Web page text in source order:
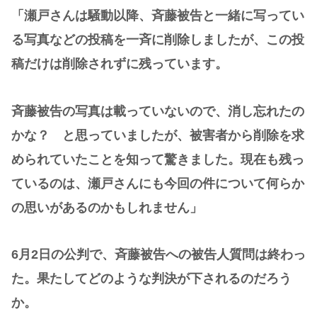
「瀬戸さんは騒動以降、斉藤被告と一緒に写ってい
る写真などの投稿を一斉に削除しましたが、この投
稿だけは削除されずに残っています。
斉藤被告の写真は載っていないので、消し忘れたの
かな？ と思っていましたが、被害者から削除を求
められていたことを知って驚きました。現在も残っ
ているのは、瀬戸さんにも今回の件について何らか
の思いがあるのかもしれません」
6月2日の公判で、斉藤被告への被告人質問は終わっ
た。果たしてどのような判決が下されるのだろう
か。